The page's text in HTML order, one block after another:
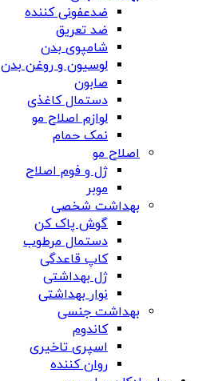
ضدعفونی کننده
ضد تعریق
شامپوی بدن
لوسیون و روغن بدن
صابون
دستمال کاغذی
لوازم اصلاح مو
نمک حمام
اصلاح مو
ژل و فوم اصلاح
موبر
بهداشت شخصی
گوش پاک کن
دستمال مرطوب
کاپ قاعدگی
ژل بهداشتی
نوار بهداشتی
بهداشت جنسی
کاندوم
اسپری تاخیری
روان کننده